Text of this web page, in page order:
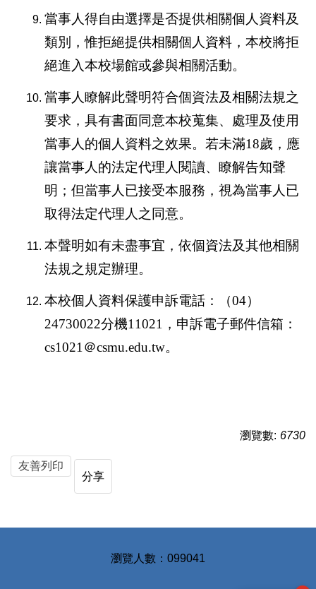
當事人得自由選擇是否提供相關個人資料及
類別，惟拒絕提供相關個人資料，本校將拒
絕進入本校場館或參與相關活動。
當事人瞭解此聲明符合個資法及相關法規之
要求，具有書面同意本校蒐集、處理及使用
當事人的個人資料之效果。若未滿18歲，應
讓當事人的法定代理人閱讀、瞭解告知聲
明；但當事人已接受本服務，視為當事人已
取得法定代理人之同意。
本聲明如有未盡事宜，依個資法及其他相關
法規之規定辦理。
本校個人資料保護申訴電話：（04）
24730022分機11021 ，申訴電子郵件信箱：
cs1021 ＠csmu.edu.tw。
瀏覽數: 6730
友善列印
分享
099041